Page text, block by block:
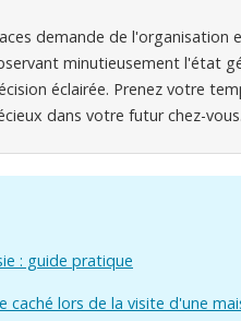
demande de l'organisation
minutieusement l'état
éclairée. Prenez votre
dans votre futur chez-vous.
: guide pratique
caché lors de la visite d'une